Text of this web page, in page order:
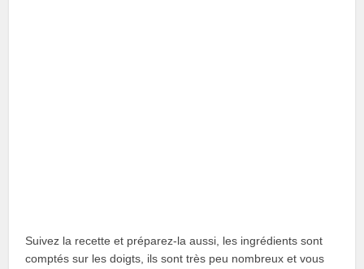
Suivez la recette et préparez-la aussi, les ingrédients sont
comptés sur les doigts, ils sont très peu nombreux et vous